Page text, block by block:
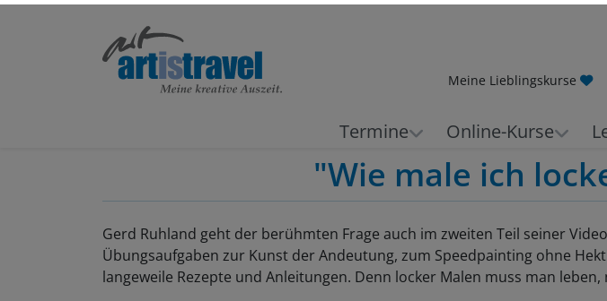
Meine Lieblingskurse
Termine Online-Kurse
"Wie male ich
Gerd Ruhland geht der berühmten Frage auch im zweiten Teil seiner
Übungsaufgaben zur Kunst der Andeutung, zum Speedpainting ohne
langeweile Rezepte und Anleitungen. Denn locker Malen muss man